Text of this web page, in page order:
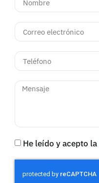
He leído y acepto la